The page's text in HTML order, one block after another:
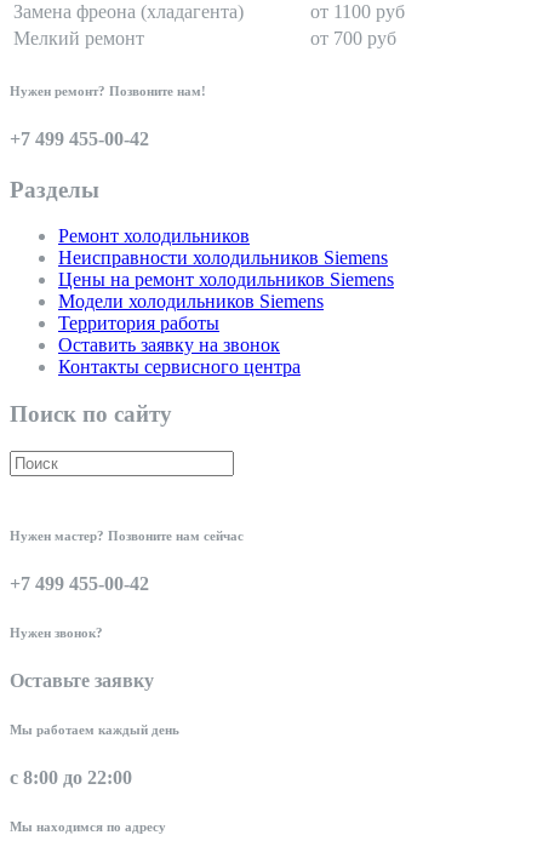
Замена фреона (хладагента)
от 1100 руб
Мелкий ремонт
от 700 руб
Нужен ремонт? Позвоните нам!
+7 499 455-00-42
Разделы
Ремонт холодильников
Неисправности холодильников Siemens
Цены на ремонт холодильников Siemens
Модели холодильников Siemens
Территория работы
Оставить заявку на звонок
Контакты сервисного центра
Поиск по сайту
Нужен мастер? Позвоните нам сейчас
+7 499 455-00-42
Нужен звонок?
Оставьте заявку
Мы работаем каждый день
с 8:00 до 22:00
Мы находимся по адресу